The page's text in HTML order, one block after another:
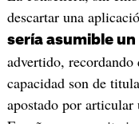
descartar una
sería asumible
advertido,
capacidad son de
apostado por